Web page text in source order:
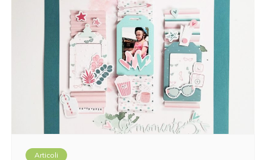
Articoli